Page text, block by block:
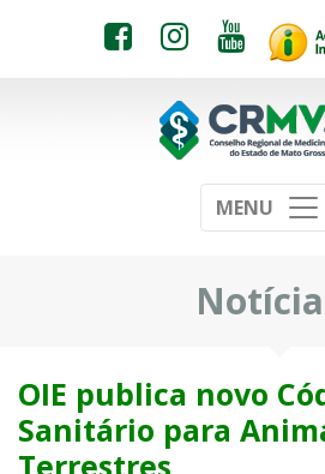
MENU
OIE publica novo
Sanitário para
Terrestres